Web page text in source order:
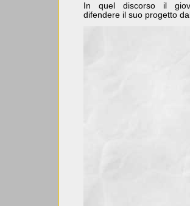
In quel discorso il
difendere il suo progetto